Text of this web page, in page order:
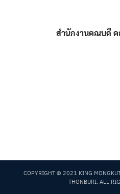
สำนักงานคณบดี
COPYRIGHT © 2021 KING
THONBURI, ALL